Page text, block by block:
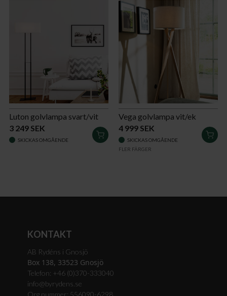
Luton golvlampa svart/vit
3 249 SEK
LÄGG
I
VARUKORGEN
SKICKAS OMGÅENDE
Vega golvlampa vit/ek
4 999 SEK
I
SKICKAS OMGÅENDE
FLER FÄRGER
KONTAKT
AB Rydéns i Gnosjö
Box 138, 33523 Gnosjö
Telefon: +46 (0)370-333040
info@byrydens.se
Org.nummer: 556090-6298